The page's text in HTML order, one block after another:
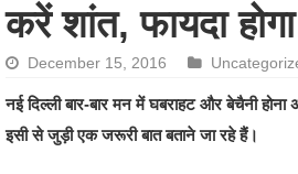
करें शांत, फायदा
December 15, 2016
नई दिल्ली बार-बार मन में घबराहट और बेचैनी
इसी से जुड़ी एक जरूरी बात बताने जा रहे हैं।